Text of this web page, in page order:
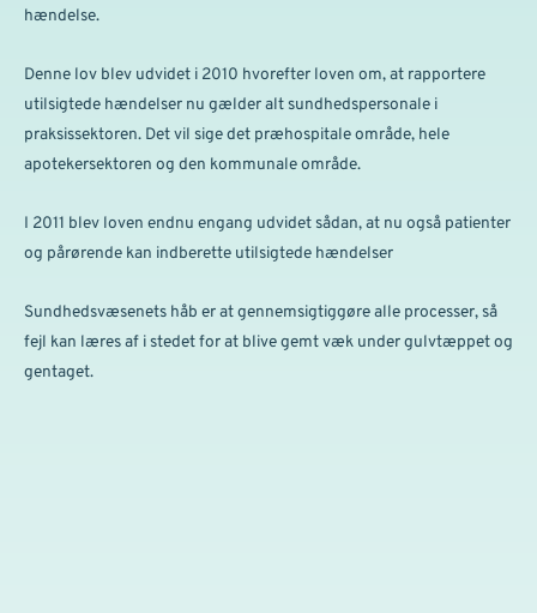
hændelse.
Denne lov blev udvidet i 2010 hvorefter loven om, at rapportere
utilsigtede hændelser nu gælder alt sundhedspersonale i
praksissektoren. Det vil sige det præhospitale område, hele
apotekersektoren og den kommunale område.
I 2011 blev loven endnu engang udvidet sådan, at nu også patienter
og pårørende kan indberette utilsigtede hændelser
Sundhedsvæsenets håb er at gennemsigtiggøre alle processer, så
fejl kan læres af i stedet for at blive gemt væk under gulvtæppet og
gentaget.